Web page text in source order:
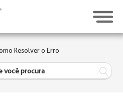
Resolver o Erro